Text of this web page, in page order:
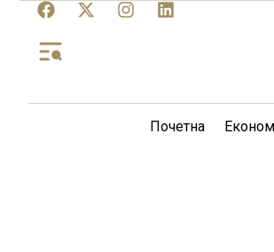
Почетна